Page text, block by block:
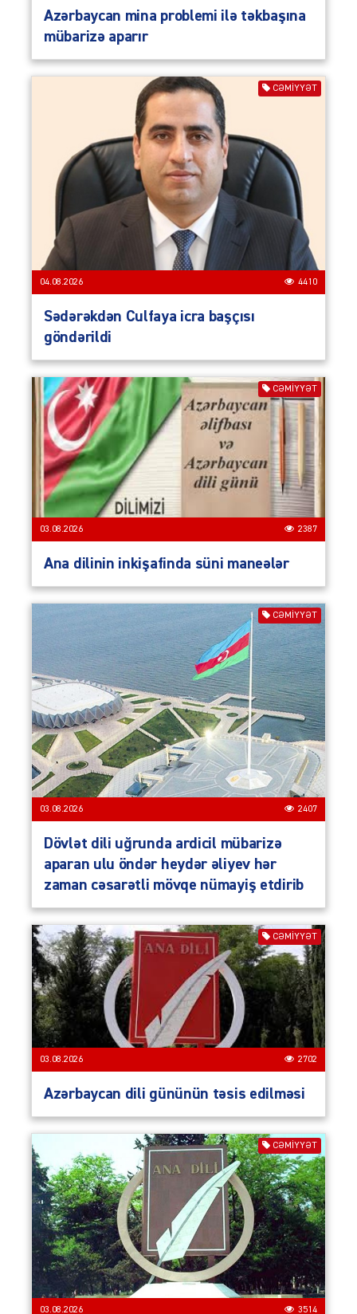
Azərbaycan mina problemi ilə təkbaşına
mübarizə aparır
CƏMIYYƏT
04.08.2026 4410
Sədərəkdən Culfaya icra başçısı
göndərildi
CƏMIYYƏT
03.08.2026 2387
Ana dilinin inkişafinda süni maneələr
CƏMIYYƏT
03.08.2026 2407
Dövlət dili uğrunda ardicil mübarizə
aparan ulu öndər heydər əliyev hər
zaman cəsarətli mövqe nümayiş etdirib
CƏMIYYƏT
03.08.2026 2702
Azərbaycan dili gününün təsis edilməsi
CƏMIYYƏT
03.08.2026 3514